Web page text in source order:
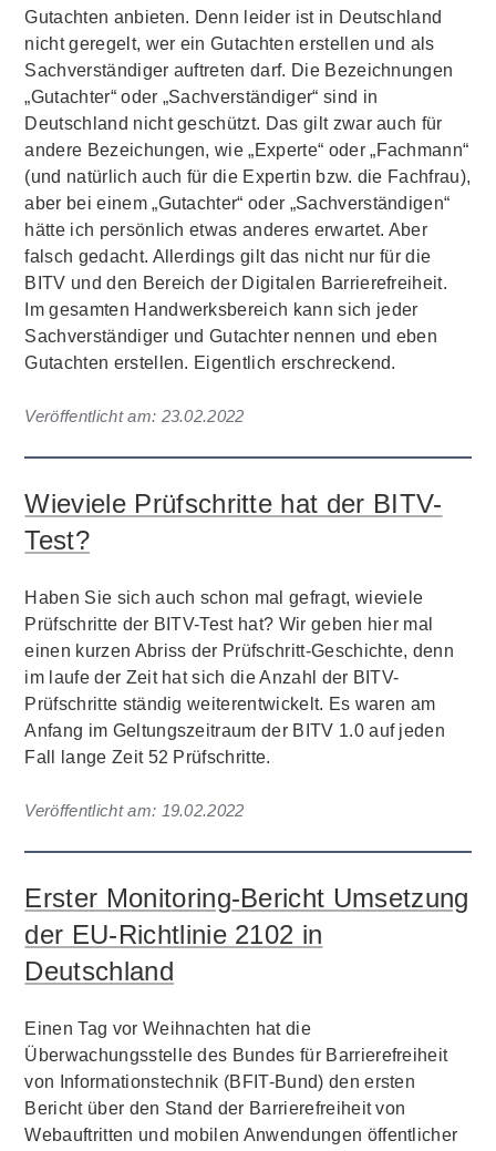
Gutachten anbieten. Denn leider ist in Deutschland
nicht geregelt, wer ein Gutachten erstellen und als
Sachverständiger auftreten darf. Die Bezeichnungen
„Gutachter“ oder „Sachverständiger“ sind in
Deutschland nicht geschützt. Das gilt zwar auch für
andere Bezeichungen, wie „Experte“ oder „Fachmann“
(und natürlich auch für die Expertin bzw. die Fachfrau),
aber bei einem „Gutachter“ oder „Sachverständigen“
hätte ich persönlich etwas anderes erwartet. Aber
falsch gedacht. Allerdings gilt das nicht nur für die
BITV und den Bereich der Digitalen Barrierefreiheit.
Im gesamten Handwerksbereich kann sich jeder
Sachverständiger und Gutachter nennen und eben
Gutachten erstellen. Eigentlich erschreckend.
Veröffentlicht am: 23.02.2022
Wieviele Prüfschritte hat der BITV-
Test?
Haben Sie sich auch schon mal gefragt, wieviele
Prüfschritte der BITV-Test hat? Wir geben hier mal
einen kurzen Abriss der Prüfschritt-Geschichte, denn
im laufe der Zeit hat sich die Anzahl der BITV-
Prüfschritte ständig weiterentwickelt. Es waren am
Anfang im Geltungszeitraum der BITV 1.0 auf jeden
Fall lange Zeit 52 Prüfschritte.
Veröffentlicht am: 19.02.2022
Erster Monitoring-Bericht Umsetzung
der EU-Richtlinie 2102 in
Deutschland
Einen Tag vor Weihnachten hat die
Überwachungsstelle des Bundes für Barrierefreiheit
von Informationstechnik (BFIT-Bund) den ersten
Bericht über den Stand der Barrierefreiheit von
Webauftritten und mobilen Anwendungen öffentlicher